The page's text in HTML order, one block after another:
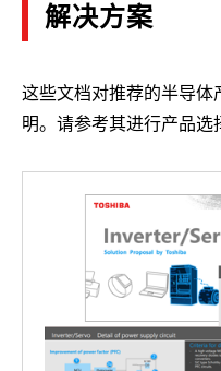
解决方案
这些文档对推荐的半导
明。请参考其进行产品选